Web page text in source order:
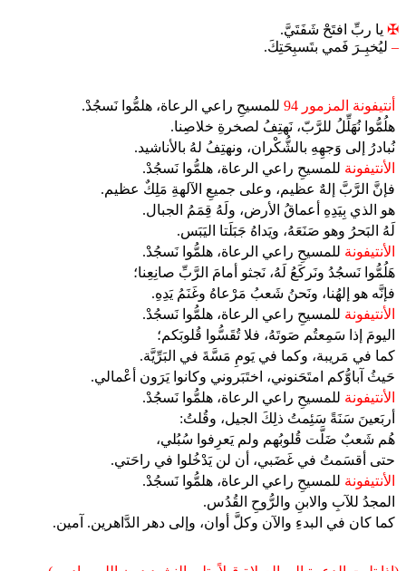
✠ يا ربِّ افتَحْ شَفَتَيَّ.
– ليُخبِـرَ فَمي بتَسبِحَتِكَ.
أنتيفونة المزمور 94
للمسيحِ راعي الرعاة، هلمُّوا نَسجُدْ.
هلُمُّوا نُهَلِّلُ للرَّبّ، نَهتِفُ لصخرةِ خلاصِنا.
نُبادرُ إلى وَجهِهِ بالشُّكْران، ونهتِفُ لهُ بالأناشيد.
الأنتيفونة للمسيحِ راعي الرعاة، هلمُّوا نَسجُدْ.
فإنَّ الرَّبَّ إلهٌ عظيم، وعلى جميعِ الآلهةِ مَلِكٌ عظيم.
هو الذي بِيَدِهِ أعماقُ الأرض، ولَهُ قِمَمُ الجبال.
لَهُ البَحرُ وهو صَنَعَهُ، ويَداهُ جَبَلَتا اليَبَس.
الأنتيفونة للمسيحِ راعي الرعاة، هلمُّوا نَسجُدْ.
هَلُمُّوا نَسجُدُ ونَركَعُ لَهُ، نَجثو أمامَ الرَّبِّ صانِعِنا؛
فإنَّه هو إلهُنا، ونَحنُ شَعبُ مَرْعاهُ وغَنَمُ يَدِهِ.
الأنتيفونة للمسيحِ راعي الرعاة، هلمُّوا نَسجُدْ.
اليومَ إذا سَمِعتُم صَوتَهُ، فلا تُقَسُّوا قُلوبَكم؛
كما في مَريبة، وكما في يَومِ مَسَّةَ في البَرِّيَّة.
حَيثُ آباوُّكم امتَحَنوني، اختَبَروني وكانوا يَرَون أعْمالي.
الأنتيفونة للمسيحِ راعي الرعاة، هلمُّوا نَسجُدْ.
أربَعينَ سَنَةً سَئِمتُ ذلِكَ الجيل، وقُلتُ:
هُم شَعبٌ ضَلَّت قُلوبُهم ولم يَعرِفوا سُبُلي،
حتى أقسَمتُ في غَضَبي، أن لن يَدْخُلوا في راحَتي.
الأنتيفونة للمسيحِ راعي الرعاة، هلمُّوا نَسجُدْ.
المجدُ للآبِ والابنِ والرُّوحِ القُدُس.
كما كان في البدءِ والآن وكلَّ أوان، وإلى دهر الدَّاهرين. آمين.